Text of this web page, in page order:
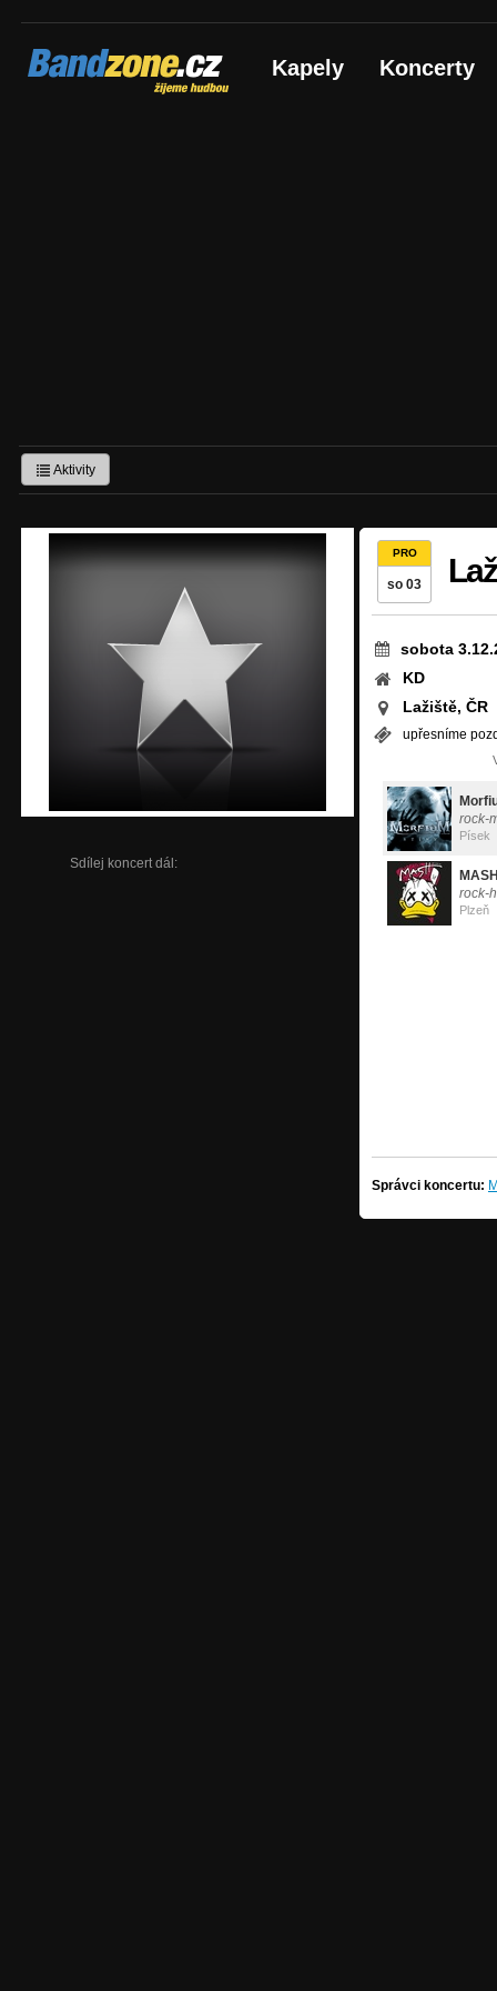
Bandzone.cz
žijeme hudbou Kapely Koncerty
Aktivity
Sdílej koncert dál:
PRO
so 03
sobota
KD
Lažiště, ČR
upřesníme
rock-
Písek
rock-
Plzeň
Správci koncertu: